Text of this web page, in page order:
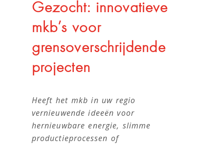
Gezocht: innovatieve
mkb’s voor
grensoverschrijdende
projecten
Heeft het mkb in uw regio
vernieuwende ideeën voor
hernieuwbare energie, slimme
productieprocessen of